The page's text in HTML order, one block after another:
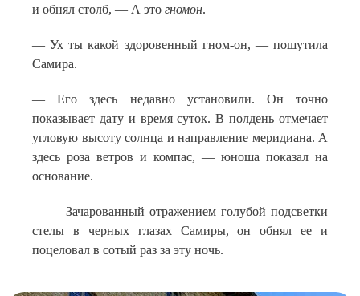
и обнял столб, — А это гномон.
— Ух ты какой здоровенный гном-он, — пошутила
Самира.
— Его здесь недавно установили. Он точно
показывает дату и время суток. В полдень отмечает
угловую высоту солнца и направление меридиана. А
здесь роза ветров и компас, — юноша показал на
основание.
Зачарованный отражением голубой подсветки
стелы в черных глазах Самиры, он обнял ее и
поцеловал в сотый раз за эту ночь.